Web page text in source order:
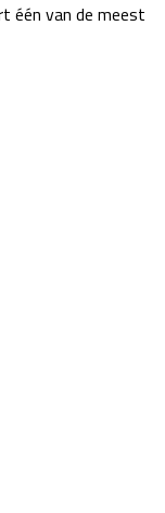
één van de meest